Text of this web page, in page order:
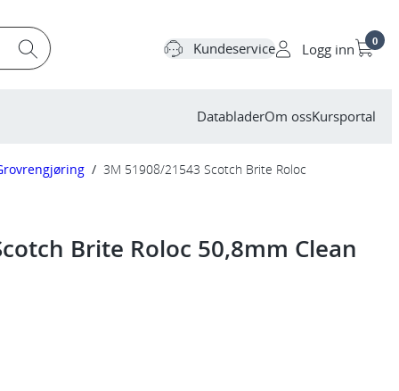
Kundeservice Logg inn 0
DatabladerOm ossKursportal
/ 3M 51908/21543 Scotch Brite Roloc
Brite Roloc 50,8mm Clean